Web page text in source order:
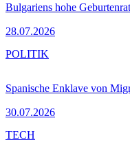
Bulgariens hohe
28.07.2026
Spanische Enklave von
30.07.2026
POLITIK
TECH